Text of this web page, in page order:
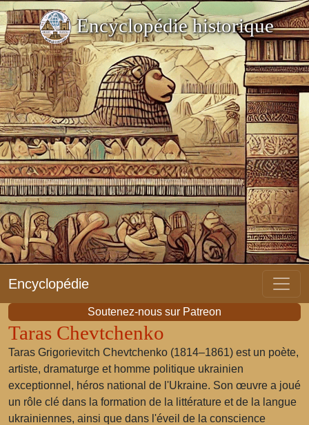
Encyclopédie historique
Encyclopédie
Soutenez-nous sur Patreon
Taras Chevtchenko
Taras Grigorievitch Chevtchenko (1814–1861) est un poète,
artiste, dramaturge et homme politique ukrainien
exceptionnel, héros national de l'Ukraine. Son œuvre a joué
un rôle clé dans la formation de la littérature et de la langue
ukrainiennes, ainsi que dans l'éveil de la conscience